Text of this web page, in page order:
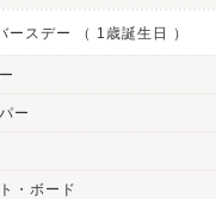
ースデー （ 1歳誕生日 ）
ー
・ボード